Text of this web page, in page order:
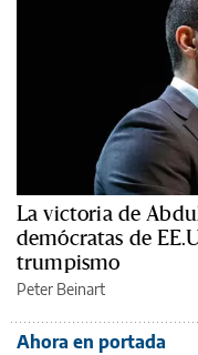
La victoria de
demócratas de
trumpismo
Peter Beinart
Ahora en portada